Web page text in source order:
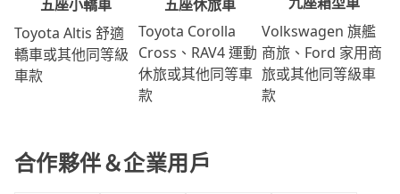
五座小轎車
Toyota Altis 舒適
轎車或其他同等級
車款
五座休旅車
Toyota Corolla
Cross、RAV4 運動
休旅或其他同等車
款
Volkswagen 旗艦
商旅、Ford 家用商
旅或其他同等級車
款
合作夥伴＆企業用戶